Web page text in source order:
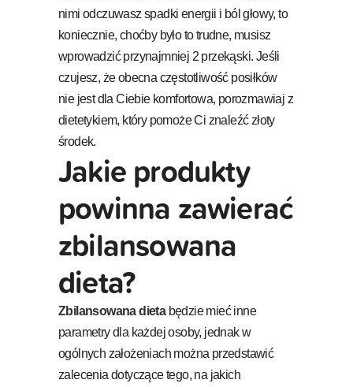
nimi odczuwasz spadki energii i ból głowy, to
koniecznie, choćby było to trudne, musisz
wprowadzić przynajmniej 2 przekąski. Jeśli
czujesz, że obecna częstotliwość posiłków
nie jest dla Ciebie komfortowa, porozmawiaj z
dietetykiem, który pomoże Ci znaleźć złoty
środek.
Jakie produkty
powinna zawierać
zbilansowana
dieta?
Zbilansowana dietabędzie mieć inne
parametry dla każdej osoby, jednak w
ogólnych założeniach można przedstawić
zalecenia dotyczące tego, na jakich